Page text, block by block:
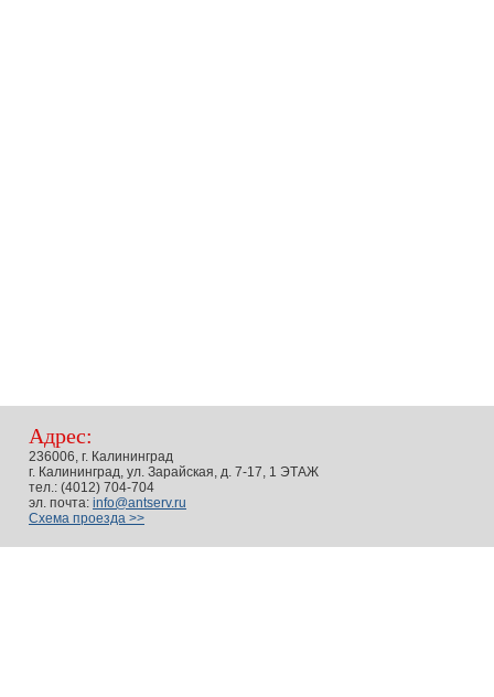
Адрес:
236006, г. Калининград
г. Калининград, ул. Зарайская, д. 7-17, 1 ЭТАЖ
тел.: (4012) 704-704
эл. почта: info@antserv.ru
Схема проезда >>